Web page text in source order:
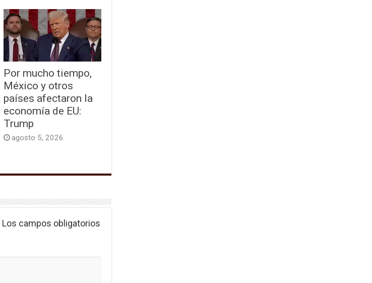
Por mucho tiempo,
México y otros
países afectaron la
economía de EU:
Trump
agosto 5, 2026
Los campos obligatorios